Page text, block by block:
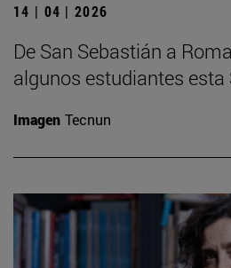
14 | 04 | 2026
De San Sebastián a
algunos estudiantes esta
Imagen Tecnun